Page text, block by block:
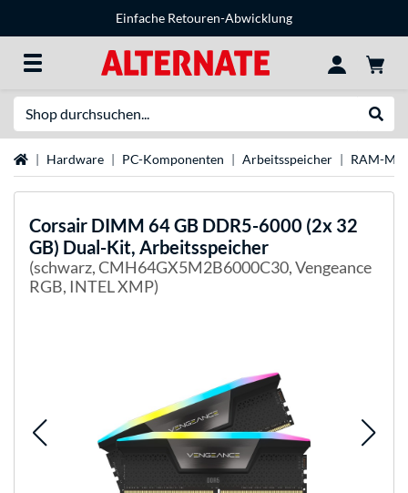
Einfache Retouren-Abwicklung
StartseiteHardware PC-Komponenten Arbeitsspeicher RAM-
Corsair DIMM 64 GB DDR5-6000 (2x 32
GB) Dual-Kit, Arbeitsspeicher
(schwarz, CMH64GX5M2B6000C30, Vengeance
RGB, INTEL XMP)